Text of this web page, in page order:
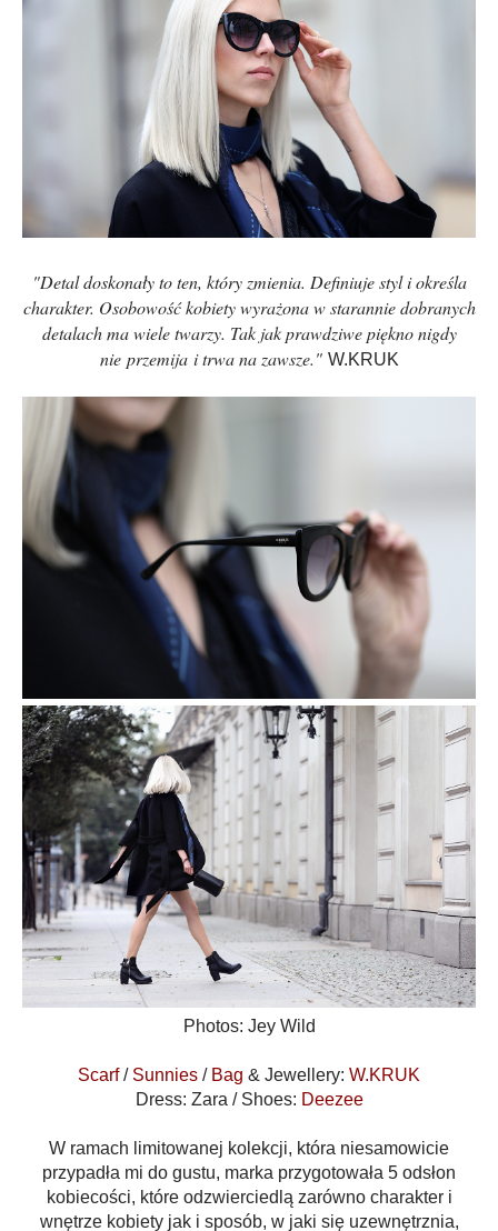
"Detal doskonały to ten, który zmienia. Definiuje styl i określa
charakter. Osobowość kobiety wyrażona w starannie dobranych
detalach ma wiele twarzy. Tak jak prawdziwe piękno nigdy
nie przemija i trwa na zawsze." W.KRUK
Photos: Jey Wild
Scarf/ Sunnies / Bag & Jewellery: W.KRUK
Dress: Zara / Shoes: Deezee
W ramach limitowanej kolekcji, która niesamowicie
przypadła mi do gustu, marka przygotowała 5 odsłon
kobiecości, które odzwierciedlą zarówno charakter i
wnętrze kobiety jak i sposób, w jaki się uzewnętrznia,